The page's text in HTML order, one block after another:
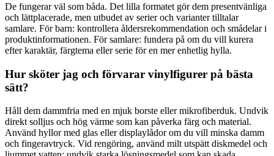
De fungerar väl som båda. Det lilla formatet gör dem presentvänliga
och lättplacerade, men utbudet av serier och varianter tilltalar
samlare. För barn: kontrollera åldersrekommendation och smådelar i
produktinformationen. För samlare: fundera på om du vill kurera
efter karaktär, färgtema eller serie för en mer enhetlig hylla.
Hur sköter jag och förvarar vinylfigurer på bästa
sätt?
Håll dem dammfria med en mjuk borste eller mikrofiberduk. Undvik
direkt solljus och hög värme som kan påverka färg och material.
Använd hyllor med glas eller displaylådor om du vill minska damm
och fingeravtryck. Vid rengöring, använd milt utspätt diskmedel och